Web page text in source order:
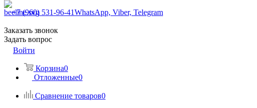
+7 (960) 531-96-41WhatsApp, Viber, Telegram
Заказать звонок
Задать вопрос
Войти
Корзина0
Отложенные0
Сравнение товаров0